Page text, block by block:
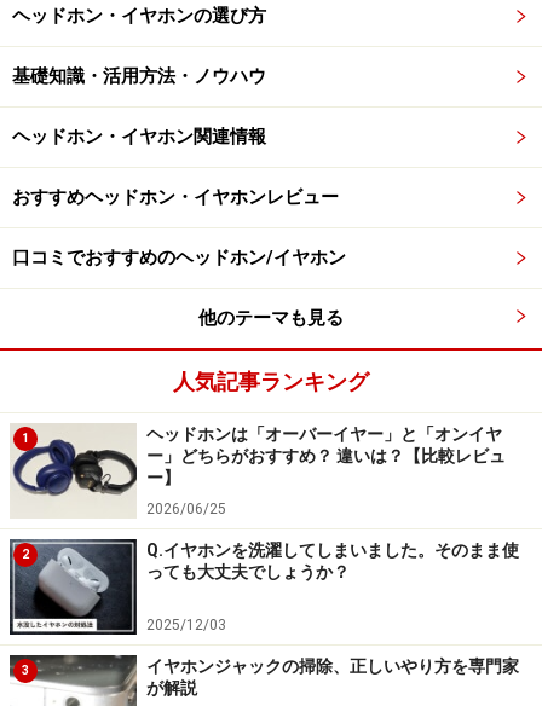
・通常モード：音楽と環境音を聴くことができるモード
・拡張音声モード：対面で会話する際に適したモード
ザーの安全を確保するモード
ノイズキャンセリングのオン／オフはイヤホン本体をタ
ッチ操作することで切り替えられますが、アプリからも
操作可能です。アプリではさらに、耳とイヤホンの装着
ノイズキャンセリングの設定はアプリ「Xiaomi EarBuds」か
ら行える
充電ケース利用で最大38時間の再生が可能
バッテリーに関しては1回の充電で約10時間、充電ケー
ス利用で約38時間の連続再生が可能。急速充電を利用す
ヘッドホン・イヤホンの選び方
基礎知識・活用方法・ノウハウ
ヘッドホン・イヤホン関連情報
おすすめヘッドホン・イヤホンレビュー
口コミでおすすめのヘッドホン/イヤホン
他のテーマも見る
人気記事ランキング
1
ヘッドホンは「オーバーイヤー」と「オンイヤ
ー」どちらがおすすめ？ 違いは？【比較レビュ
ー】
2026/06/25
2
Q.イヤホンを洗濯してしまいました。そのまま使
っても大丈夫でしょうか？
2025/12/03
3
イヤホンジャックの掃除、正しいやり方を専門家
が解説